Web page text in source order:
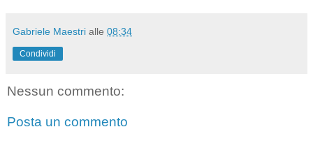
Gabriele Maestri alle 08:34
Condividi
Nessun commento:
Posta un commento